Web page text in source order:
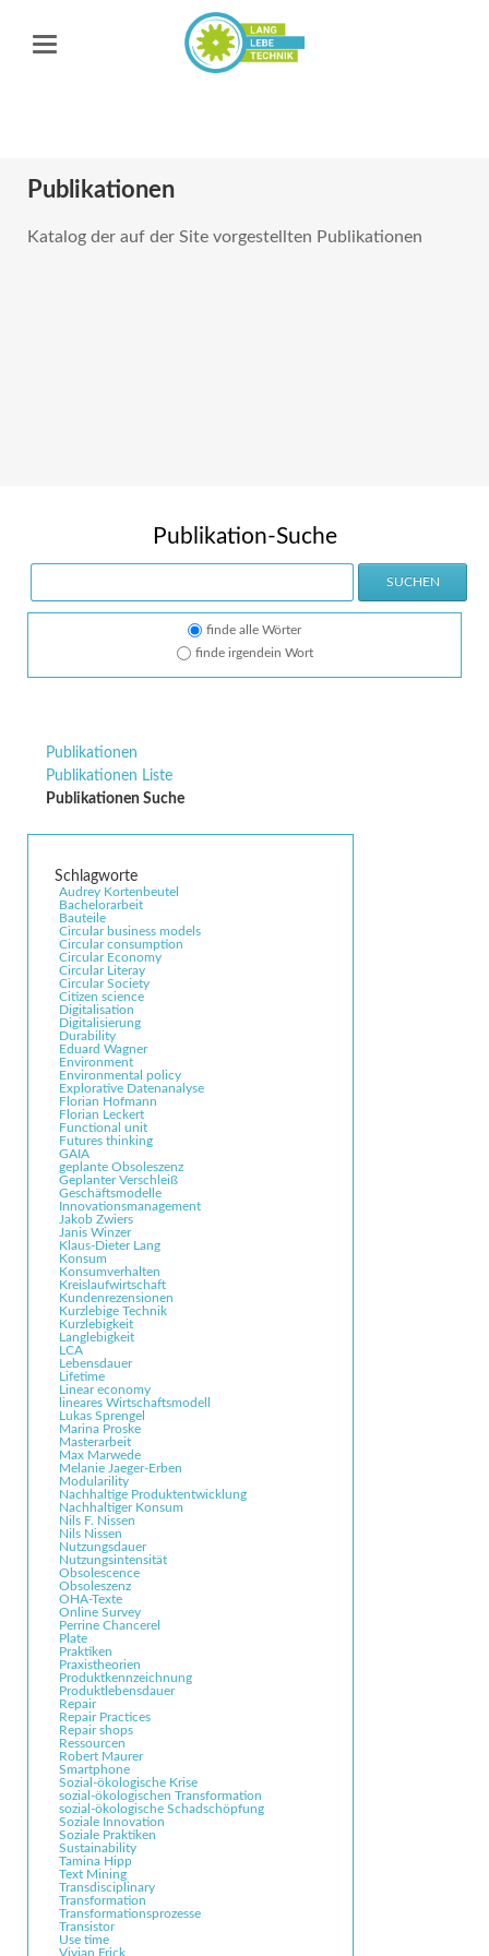
Publikationen
Katalog der auf der Site vorgestellten Publikationen
Publikation-Suche
SUCHEN
finde alle Wörter
finde irgendein Wort
Navigation
überspringen
Publikationen
Publikationen Liste
Publikationen Suche
Audrey Kortenbeutel
Bachelorarbeit
Bauteile
Circular business models
Circular consumption
Circular Economy
Circular Literay
Circular Society
Citizen science
Digitalisation
Digitalisierung
Durability
Eduard Wagner
Environment
Environmental policy
Explorative Datenanalyse
Florian Hofmann
Florian Leckert
Functional unit
Futures thinking
GAIA
geplante Obsoleszenz
Geplanter Verschleiß
Geschäftsmodelle
Innovationsmanagement
Jakob Zwiers
Janis Winzer
Klaus-Dieter Lang
Konsum
Konsumverhalten
Kreislaufwirtschaft
Kundenrezensionen
Kurzlebige Technik
Kurzlebigkeit
Langlebigkeit
LCA
Lebensdauer
Lifetime
Linear economy
lineares Wirtschaftsmodell
Lukas Sprengel
Marina Proske
Masterarbeit
Max Marwede
Melanie Jaeger-Erben
Modularility
Nachhaltige Produktentwicklung
Nachhaltiger Konsum
Nils F. Nissen
Nils Nissen
Nutzungsdauer
Nutzungsintensität
Obsolescence
Obsoleszenz
OHA-Texte
Online Survey
Perrine Chancerel
Plate
Praktiken
Praxistheorien
Produktkennzeichnung
Produktlebensdauer
Repair
Repair Practices
Repair shops
Ressourcen
Robert Maurer
Smartphone
Sozial-ökologische Krise
sozial-ökologischen Transformation
sozial-ökologische Schadschöpfung
Soziale Innovation
Soziale Praktiken
Sustainability
Tamina Hipp
Text Mining
Transdisciplinary
Transformation
Transformationsprozesse
Transistor
Use time
Vivian Frick